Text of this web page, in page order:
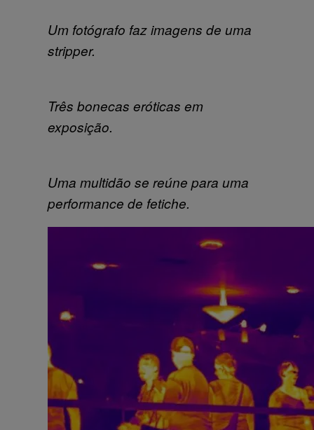
Um fotógrafo faz imagens de uma
stripper.
Três bonecas eróticas em
exposição.
Uma multidão se reúne para uma
performance de fetiche.